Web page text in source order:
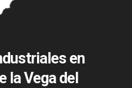
en
la Vega del